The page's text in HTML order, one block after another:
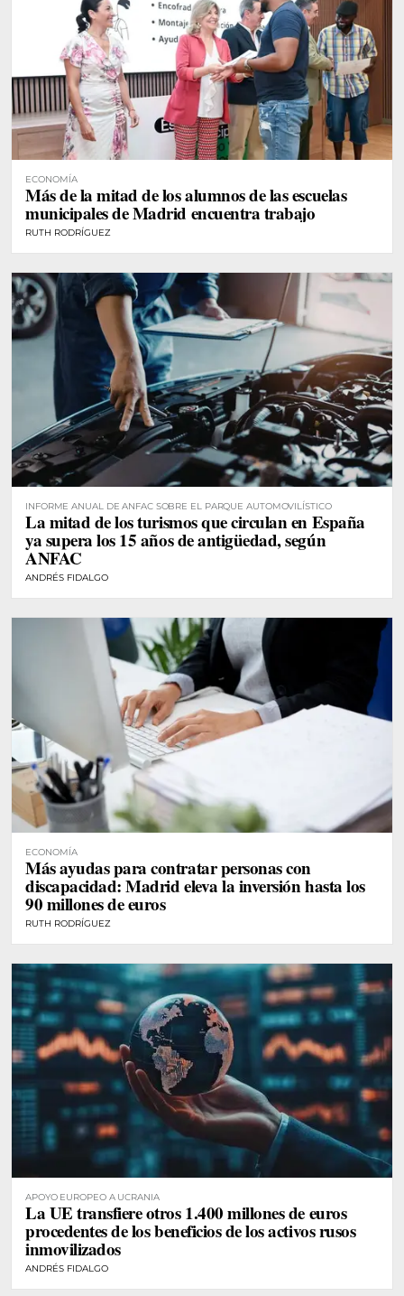
ECONOMÍA
Más de la mitad de los alumnos de las escuelas
municipales de Madrid encuentra trabajo
RUTH RODRÍGUEZ
INFORME ANUAL DE ANFAC SOBRE EL PARQUE AUTOMOVILÍSTICO
La mitad de los turismos que circulan en España
ya supera los 15 años de antigüedad, según
ANFAC
ANDRÉS FIDALGO
ECONOMÍA
Más ayudas para contratar personas con
discapacidad: Madrid eleva la inversión hasta los
90 millones de euros
RUTH RODRÍGUEZ
APOYO EUROPEO A UCRANIA
La UE transfiere otros 1.400 millones de euros
procedentes de los beneficios de los activos rusos
inmovilizados
ANDRÉS FIDALGO